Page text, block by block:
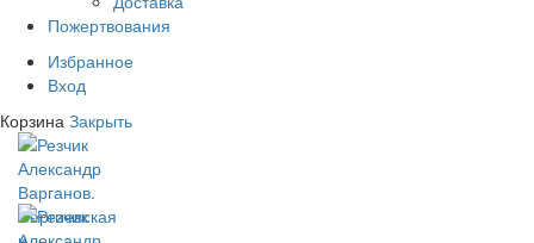
Пожертвования
Избранное
Вход
Корзина Закрыть